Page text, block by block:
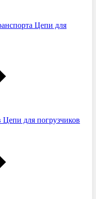
Цепи для
Цепи для погрузчиков